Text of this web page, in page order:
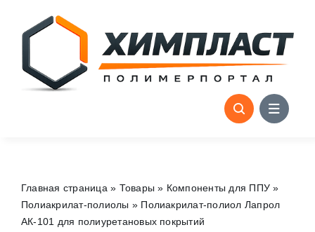
content
Главная страница » Товары » Компоненты для ППУ »
Полиакрилат-полиолы » Полиакрилат-полиол Лапрол
АК-101 для полиуретановых покрытий